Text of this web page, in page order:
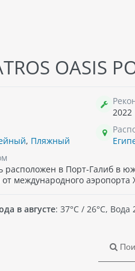
OASIS
2022
, Пляжный
расположен в Порт-Галиб в
международного аэропорта
в августе: 37°C / 26°C,
из восьми
Всего 168
2026-08-13 , 7 ноч. , 2 взр.
туре
→